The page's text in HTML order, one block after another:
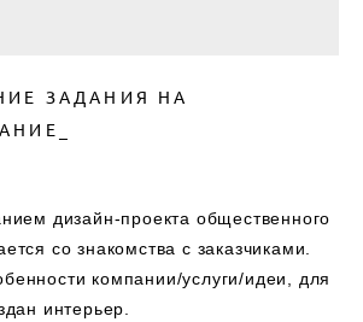
ЗАДАНИЯ НА
дизайн-проекта общественного
со знакомства с заказчиками.
компании/услуги/идеи, для
интерьер.